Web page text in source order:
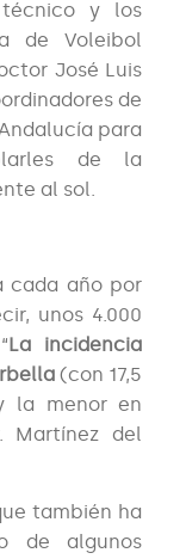
y los
de Voleibol
José Luis
de
para
de la
al sol.
cada año por
unos 4.000
La incidencia
(con 17,5
la menor en
Martínez del
también ha
de algunos